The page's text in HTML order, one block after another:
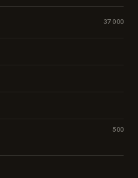
37 000
500